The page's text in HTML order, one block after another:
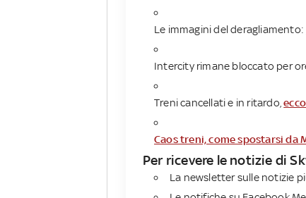
Le immagini del deragliamento:
Intercity rimane bloccato per
Treni cancellati e in ritardo,
Caos treni, come spostarsi da
Per ricevere le notizie di
La newsletter sulle notizie